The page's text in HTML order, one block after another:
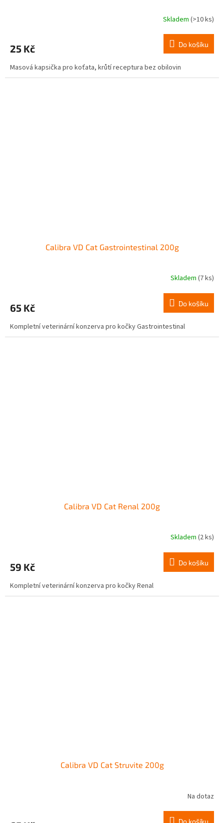
Skladem (>10 ks)
25 Kč Do košíku
Masová kapsička pro koťata, krůtí receptura bez obilovin
Calibra VD Cat Gastrointestinal 200g
Skladem (7 ks)
65 Kč Do košíku
Kompletní veterinární konzerva pro kočky Gastrointestinal
Calibra VD Cat Renal 200g
Skladem (2 ks)
59 Kč Do košíku
Kompletní veterinární konzerva pro kočky Renal
Calibra VD Cat Struvite 200g
Na dotaz